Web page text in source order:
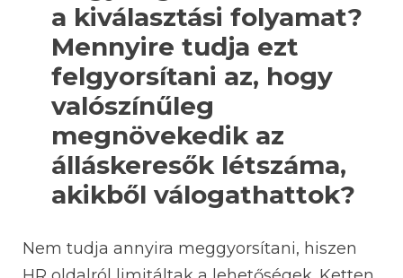
a kiválasztási folyamat?
Mennyire tudja ezt
felgyorsítani az, hogy
valószínűleg
megnövekedik az
álláskeresők létszáma,
akikből válogathattok?
Nem tudja annyira meggyorsítani, hiszen